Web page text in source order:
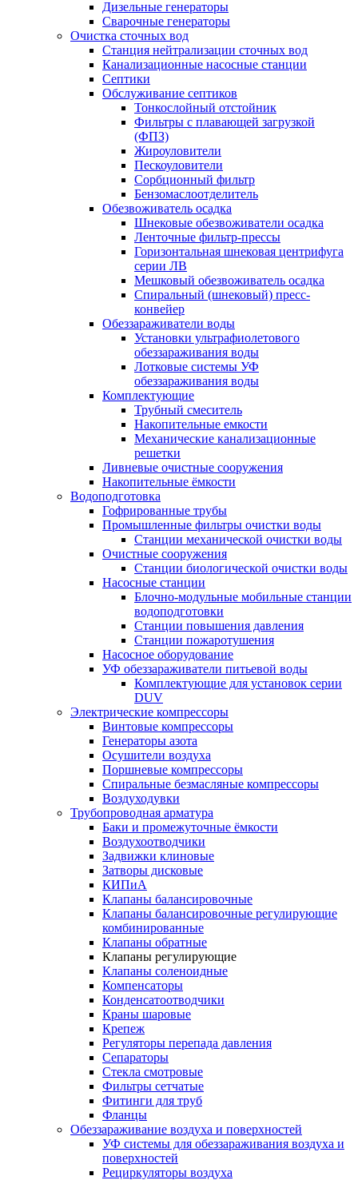
Дизельные генераторы
Сварочные генераторы
Очистка сточных вод
Станция нейтрализации сточных вод
Канализационные насосные станции
Септики
Обслуживание септиков
Тонкослойный отстойник
Фильтры с плавающей загрузкой
(ФПЗ)
Жироуловители
Пескоуловители
Сорбционный фильтр
Бензомаслоотделитель
Обезвоживатель осадка
Шнековые обезвоживатели осадка
Ленточные фильтр-прессы
Горизонтальная шнековая центрифуга
серии ЛВ
Мешковый обезвоживатель осадка
Спиральный (шнековый) пресс-
конвейер
Обеззараживатели воды
Установки ультрафиолетового
обеззараживания воды
Лотковые системы УФ
обеззараживания воды
Комплектующие
Трубный смеситель
Накопительные емкости
Механические канализационные
решетки
Ливневые очистные сооружения
Накопительные ёмкости
Водоподготовка
Гофрированные трубы
Промышленные фильтры очистки воды
Станции механической очистки воды
Очистные сооружения
Станции биологической очистки воды
Насосные станции
Блочно-модульные мобильные станции
водоподготовки
Станции повышения давления
Станции пожаротушения
Насосное оборудование
УФ обеззараживатели питьевой воды
Комплектующие для установок серии
DUV
Электрические компрессоры
Винтовые компрессоры
Генераторы азота
Осушители воздуха
Поршневые компрессоры
Спиральные безмасляные компрессоры
Воздуходувки
Трубопроводная арматура
Баки и промежуточные ёмкости
Воздухоотводчики
Задвижки клиновые
Затворы дисковые
КИПиА
Клапаны балансировочные
Клапаны балансировочные регулирующие
комбинированные
Клапаны обратные
Клапаны регулирующие
Клапаны соленоидные
Компенсаторы
Конденсатоотводчики
Краны шаровые
Крепеж
Регуляторы перепада давления
Сепараторы
Стекла смотровые
Фильтры сетчатые
Фитинги для труб
Фланцы
Обеззараживание воздуха и поверхностей
УФ системы для обеззараживания воздуха и
поверхностей
Рециркуляторы воздуха